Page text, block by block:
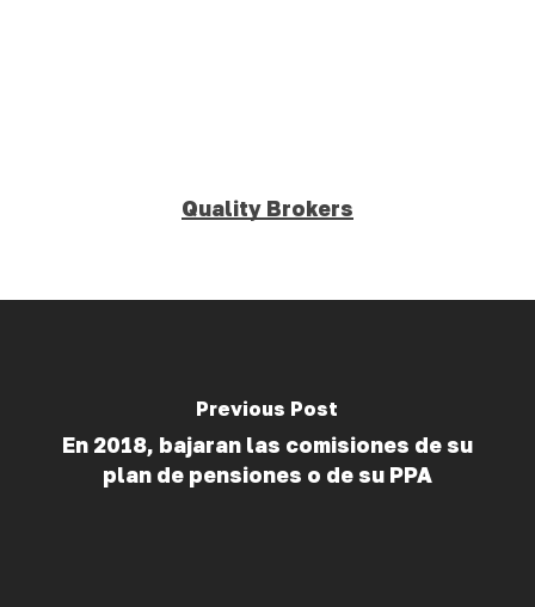
Quality Brokers
Previous Post
En 2018, bajaran las comisiones de su
plan de pensiones o de su PPA